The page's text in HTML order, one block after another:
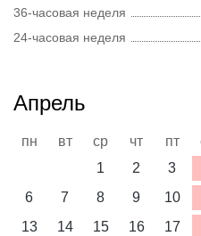
36-часовая неделя
24-часовая неделя
Апрель
пн вт ср чт пт
1
2 3
6
7 8 9 10
13
14 15 16 17